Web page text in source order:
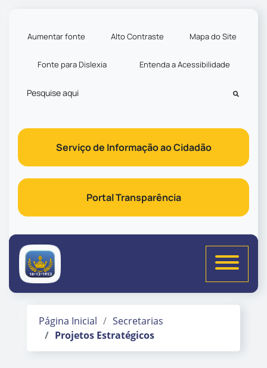
Ir para o menu [alt+2]
Ir para o rodapé [alt+4]
Aumentar fonte Alto Contraste Mapa do Site
Fonte para Dislexia Entenda a Acessibilidade
Pesquisar
Serviço de Informação ao Cidadão
Portal Transparência
Seção do menu principal
Página Inicial
Secretarias
Projetos Estratégicos